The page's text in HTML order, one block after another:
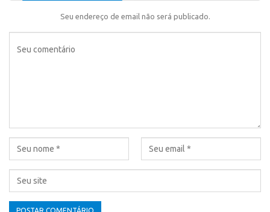
Seu endereço de email não será publicado.